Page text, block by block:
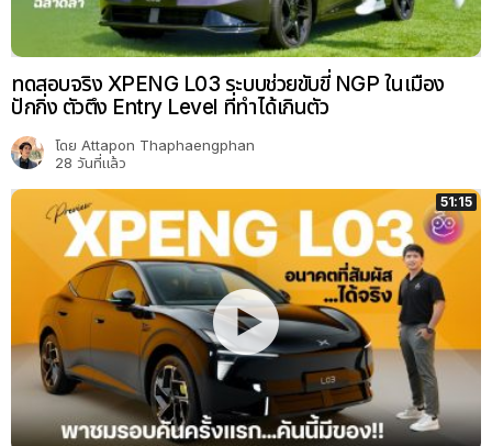
ทดสอบจริง XPENG L03 ระบบช่วยขับขี่ NGP ในเมือง
ปักกิ่ง ตัวตึง Entry Level ที่ทำได้เกินตัว
โดย Attapon Thaphaengphan
28 วันที่แล้ว
51:15